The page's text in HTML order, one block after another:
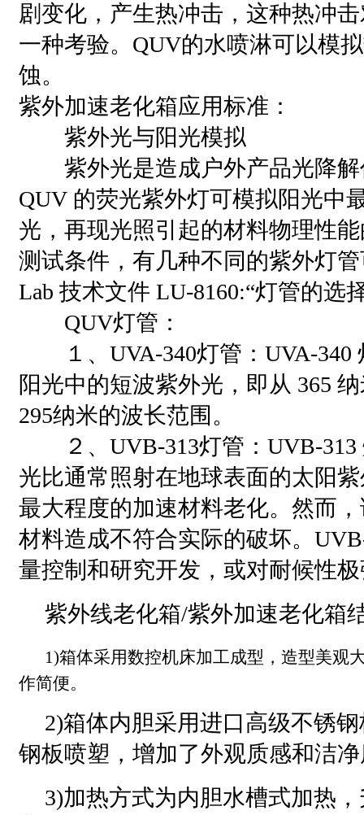
剧变化，产生热冲击，这种热冲
一种考验。QUV的水喷淋可以模
蚀。
紫外加速老化箱应用标准：
紫外光与阳光模拟
紫外光是造成户外产品光降解
QUV 的荧光紫外灯可模拟阳光中
光，再现光照引起的材料物理性
测试条件，有几种不同的紫外灯
Lab 技术文件 LU-8160:“灯管的选
QUV灯管：
１、UVA-340灯管：UVA-340
阳光中的短波紫外光，即从 365
295纳米的波长范围。
２、UVB-313灯管：UVB-313
光比通常照射在地球表面的太阳
最大程度的加速材料老化。然而
材料造成不符合实际的破坏。
量控制和研究开发，或对耐候性
紫外线老化箱/紫外加速老化箱
1)箱体采用数控机床加工成型，造型美观
作简便。
2)箱体内胆采用进口高级不锈
钢板喷塑，增加了外观质感和洁
3)加热方式为内胆水槽式加热